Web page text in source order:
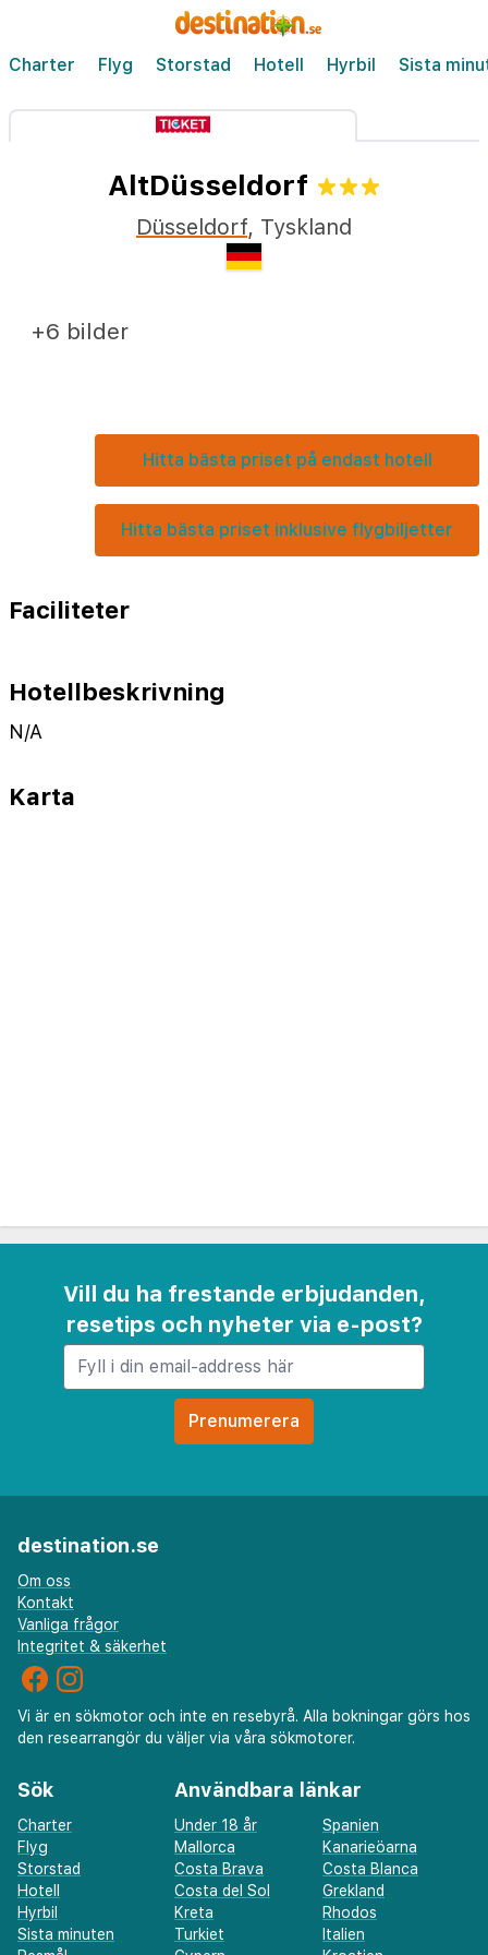
Charter Flyg Storstad Hotell Hyrbil Sista
AltDüsseldorf
Düsseldorf, Tyskland
Hitta bästa priset på endast hotell
Hitta bästa priset inklusive flygbiljetter
+6 bilder
Faciliteter
Hotellbeskrivning
N/A
Karta
Vill du ha frestande erbjudanden,
resetips och nyheter via e-post?
destination.se
Om oss
Kontakt
Vanliga frågor
Integritet & säkerhet
Vi är en sökmotor och inte en resebyrå. Alla bokningar görs hos
den researrangör du väljer via våra sökmotorer.
Sök
Charter
Flyg
Storstad
Hotell
Hyrbil
Sista minuten
Användbara länkar
Under 18 år
Spanien
Mallorca
Kanarieöarna
Costa Brava
Costa Blanca
Costa del Sol
Grekland
Kreta
Rhodos
Turkiet
Italien